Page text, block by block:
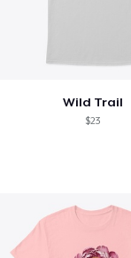
Wild Trail
$23